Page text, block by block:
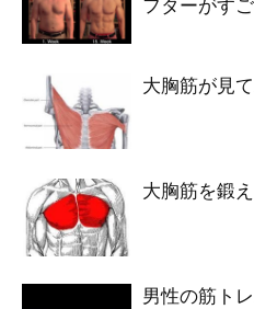
フターがす
大胸筋が見
大胸筋を鍛
男性の筋ト